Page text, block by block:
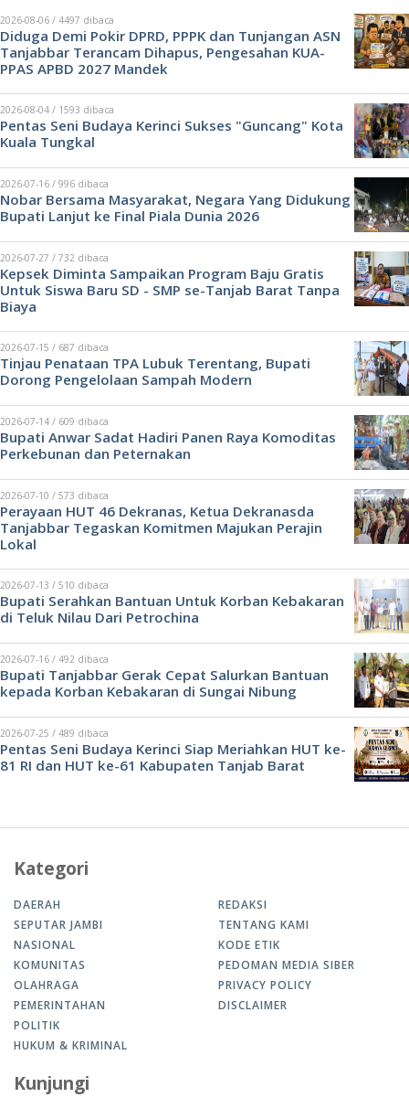
2026-08-06 / 4497 dibaca
Diduga Demi Pokir DPRD, PPPK dan Tunjangan ASN
Tanjabbar Terancam Dihapus, Pengesahan KUA-
PPAS APBD 2027 Mandek
2026-08-04 / 1593 dibaca
Pentas Seni Budaya Kerinci Sukses "Guncang" Kota
Kuala Tungkal
2026-07-16 / 996 dibaca
Nobar Bersama Masyarakat, Negara Yang Didukung
Bupati Lanjut ke Final Piala Dunia 2026
2026-07-27 / 732 dibaca
Kepsek Diminta Sampaikan Program Baju Gratis
Untuk Siswa Baru SD - SMP se-Tanjab Barat Tanpa
Biaya
2026-07-15 / 687 dibaca
Tinjau Penataan TPA Lubuk Terentang, Bupati
Dorong Pengelolaan Sampah Modern
2026-07-14 / 609 dibaca
Bupati Anwar Sadat Hadiri Panen Raya Komoditas
Perkebunan dan Peternakan
2026-07-10 / 573 dibaca
Perayaan HUT 46 Dekranas, Ketua Dekranasda
Tanjabbar Tegaskan Komitmen Majukan Perajin
Lokal
2026-07-13 / 510 dibaca
Bupati Serahkan Bantuan Untuk Korban Kebakaran
di Teluk Nilau Dari Petrochina
2026-07-16 / 492 dibaca
Bupati Tanjabbar Gerak Cepat Salurkan Bantuan
kepada Korban Kebakaran di Sungai Nibung
2026-07-25 / 489 dibaca
Pentas Seni Budaya Kerinci Siap Meriahkan HUT ke-
81 RI dan HUT ke-61 Kabupaten Tanjab Barat
Kategori
DAERAH
SEPUTAR JAMBI
NASIONAL
KOMUNITAS
OLAHRAGA
PEMERINTAHAN
POLITIK
HUKUM & KRIMINAL
REDAKSI
TENTANG KAMI
KODE ETIK
PEDOMAN MEDIA SIBER
PRIVACY POLICY
DISCLAIMER
Kunjungi